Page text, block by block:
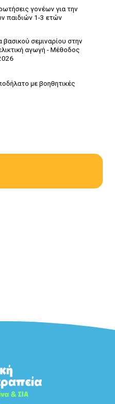
γονέων για την
παιδιών 1-3 ετών
βασικού σεμιναρίου στην
αγωγή - Μέθοδος
με βοηθητικές